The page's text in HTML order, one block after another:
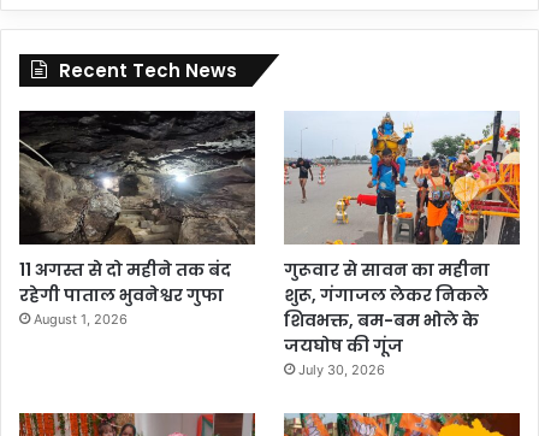
Recent Tech News
11 अगस्त से दो महीने तक बंद
रहेगी पाताल भुवनेश्वर गुफा
August 1, 2026
गुरूवार से सावन का महीना
शुरू, गंगाजल लेकर निकले
शिवभक्त, बम-बम भोले के
जयघोष की गूंज
July 30, 2026